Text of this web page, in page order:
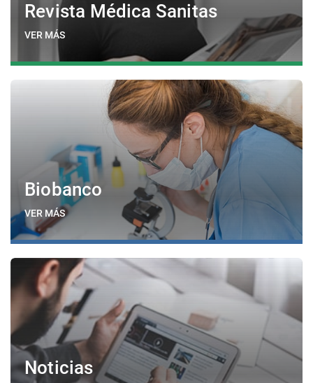
Revista Médica Sanitas
VER MÁS
Biobanco
VER MÁS
Noticias